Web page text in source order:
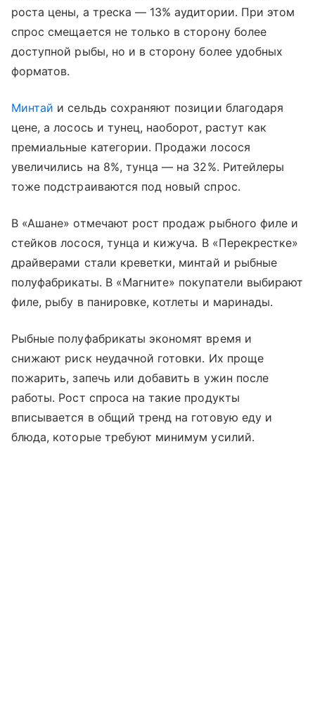
роста цены, а треска — 13% аудитории. При этом
спрос смещается не только в сторону более
доступной рыбы, но и в сторону более удобных
форматов.
Минтай и сельдь сохраняют позиции благодаря
цене, а лосось и тунец, наоборот, растут как
премиальные категории. Продажи лосося
увеличились на 8%, тунца — на 32%. Ритейлеры
тоже подстраиваются под новый спрос.
В «Ашане» отмечают рост продаж рыбного филе и
стейков лосося, тунца и кижуча. В «Перекрестке»
драйверами стали креветки, минтай и рыбные
полуфабрикаты. В «Магните» покупатели выбирают
филе, рыбу в панировке, котлеты и маринады.
Рыбные полуфабрикаты экономят время и
снижают риск неудачной готовки. Их проще
пожарить, запечь или добавить в ужин после
работы. Рост спроса на такие продукты
вписывается в общий тренд на готовую еду и
блюда, которые требуют минимум усилий.